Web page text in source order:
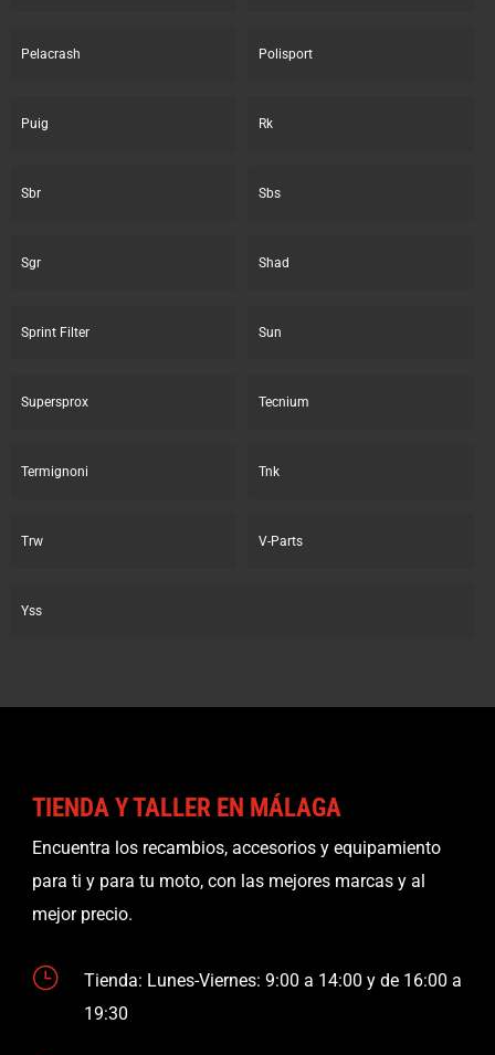
Pelacrash Polisport
Puig Rk
Sbr Sbs
Sgr Shad
Sprint Filter Sun
Supersprox Tecnium
Termignoni Tnk
Trw V-Parts
Yss
TIENDA Y TALLER EN MÁLAGA
Encuentra los recambios, accesorios y equipamiento
para ti y para tu moto, con las mejores marcas y al
mejor precio.
}
Tienda: Lunes-Viernes: 9:00 a 14:00 y de 16:00 a
19:30